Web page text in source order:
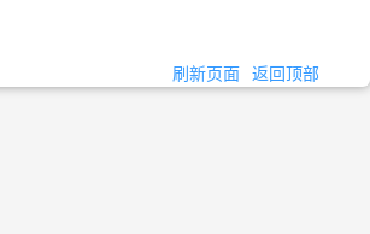
刷新页面 返回顶部